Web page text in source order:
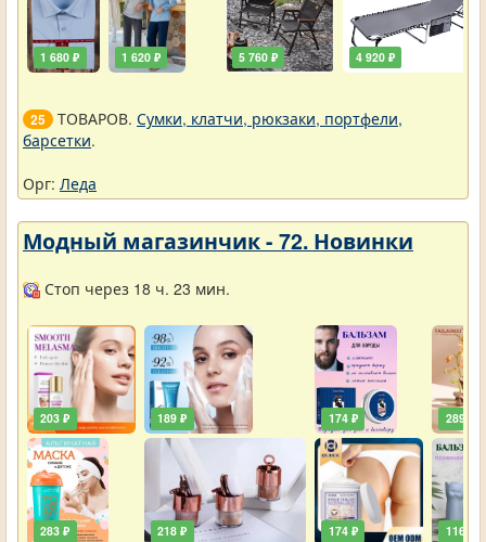
1 680 ₽ 1 620 ₽ 5 760 ₽ 4 920 ₽
25 ТОВАРОВ. Сумки, клатчи, рюкзаки, портфели,
барсетки.
Орг: Леда
Модный магазинчик - 72. Новинки
Стоп через 18 ч. 23 мин.
203 ₽
283 ₽
189 ₽
218 ₽
174 ₽
174 ₽
289 ₽
116 ₽